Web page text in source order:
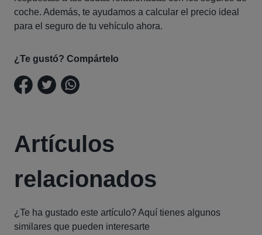
coche. Además, te ayudamos a calcular el precio ideal
para el seguro de tu vehículo ahora.
¿Te gustó? Compártelo
Artículos
relacionados
¿Te ha gustado este artículo? Aquí tienes algunos
similares que pueden interesarte